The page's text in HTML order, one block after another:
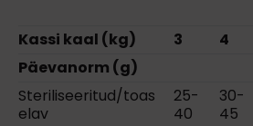
Kassi kaal (kg) 3 4
Päevanorm (g)
Steriliseeritud/toas
elav
25-
40
30-
45